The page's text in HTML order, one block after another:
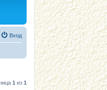
Вход
1 из 1